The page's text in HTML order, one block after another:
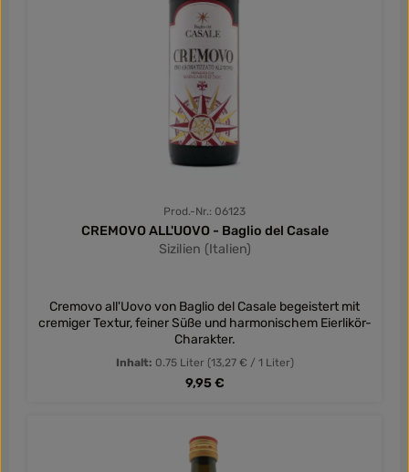
Prod.-Nr.: 06123
CREMOVO ALL'UOVO - Baglio del Casale
Sizilien (Italien)
Cremovo all'Uovo von Baglio del Casale begeistert mit
cremiger Textur, feiner Süße und harmonischem Eierlikör-
Charakter.
Inhalt: 0.75 Liter (13,27 € / 1 Liter)
Regulärer Preis:
9,95 €